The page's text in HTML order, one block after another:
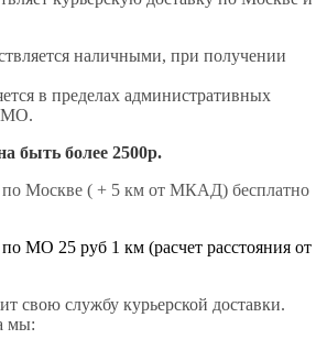
наличными, при получении
в пределах административных
МО.
быть более 2500р.
по Москве ( + 5 км от МКАД) бесплатно
по МО 25 руб 1 км (расчет расстояния от
свою службу курьерской доставки.
мы: